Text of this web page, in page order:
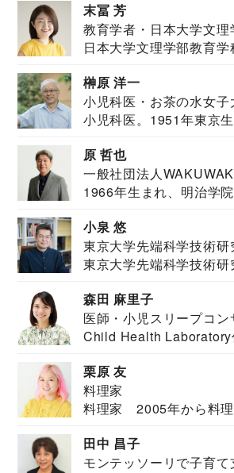
末冨 芳
教育学者・日本大学文
日本大学文理学部教育
榊原 洋一
小児科医・お茶の水女子
小児科医。1951年東京
原 哲也
一般社団法人
JAPAN代表・言語聴覚
1966年生まれ、明治学
小泉 悠
東京大学先端科学技術
東京大学先端科学技術
森田 麻里子
医師・小児スリープコン
Child Health Laboratory
栗原 友
料理家
料理家 2005年から料
田中 昌子
モンテッソーリで子育